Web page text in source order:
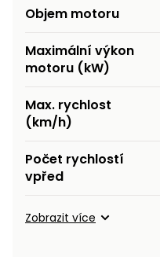
Objem motoru
Maximální výkon
motoru (kW)
Max. rychlost
(km/h)
Počet rychlostí
vpřed
Zobrazit více